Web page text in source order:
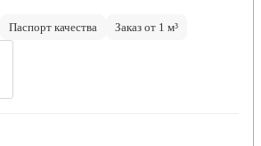
Паспорт качества Заказ от 1 м³